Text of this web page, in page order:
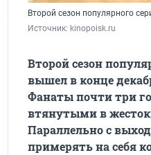
Второй сезон популярного
Источник: kinopoisk.ru
Второй сезон
вышел в конце
Фанаты почти три
втянутыми в
Параллельно с
примерять на себя